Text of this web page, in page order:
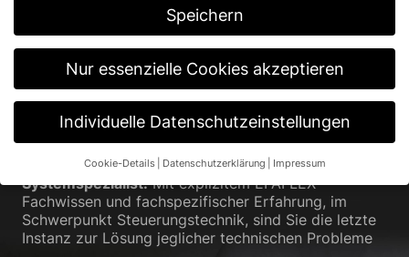
Stufenweise und intensive Einarbeitung vom
Junior Servicetechniker zum Bauleiter oder
Systemspezialist
Montageteams auf der Baustelle sowie
Unterstützung der Montageleitung bei der Planung
Systemspezialist:Mit explizitem EFAFLEX
Fachwissen und fachspezifischer Erfahrung, im
Schwerpunkt Steuerungstechnik, sind Sie die letzte
Instanz zur Lösung jeglicher technischen Probleme
Speichern
Nur essenzielle Cookies akzeptieren
Individuelle Datenschutzeinstellungen
Cookie-Details Datenschutzerklärung Impressum
Datenschutzeinstellungen
Wenn Sie unter 16 Jahre alt sind und Ihre Zustimmung zu
freiwilligen Diensten geben möchten, müssen Sie Ihre
Erziehungsberechtigten um Erlaubnis bitten.